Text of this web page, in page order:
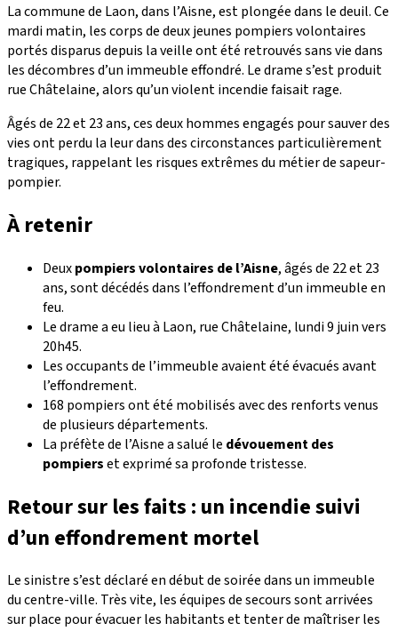
La commune de Laon, dans l’Aisne, est plongée dans le deuil. Ce
mardi matin, les corps de deux jeunes pompiers volontaires
portés disparus depuis la veille ont été retrouvés sans vie dans
les décombres d’un immeuble effondré. Le drame s’est produit
rue Châtelaine, alors qu’un violent incendie faisait rage.
Âgés de 22 et 23 ans, ces deux hommes engagés pour sauver des
vies ont perdu la leur dans des circonstances particulièrement
tragiques, rappelant les risques extrêmes du métier de sapeur-
pompier.
À retenir
Deuxpompiers volontaires de l’Aisne, âgés de 22 et 23
ans, sont décédés dans l’effondrement d’un immeuble en
feu.
Le drame a eu lieu à Laon, rue Châtelaine, lundi 9 juin vers
20h45.
Les occupants de l’immeuble avaient été évacués avant
l’effondrement.
168 pompiers ont été mobilisés avec des renforts venus
de plusieurs départements.
La préfète de l’Aisne a salué le dévouement des
pompierset exprimé sa profonde tristesse.
Retour sur les faits : un incendie suivi
d’un effondrement mortel
Le sinistre s’est déclaré en début de soirée dans un immeuble
du centre-ville. Très vite, les équipes de secours sont arrivées
sur place pour évacuer les habitants et tenter de maîtriser les